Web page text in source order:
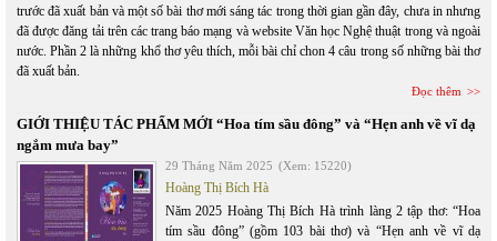
trước đã xuất bản và một số bài thơ mới sáng tác trong thời gian gần đây, chưa in nhưng
đã được đăng tải trên các trang báo mạng và website Văn học Nghệ thuật trong và ngoài
nước. Phần 2 là những khổ thơ yêu thích, mỗi bài chỉ chon 4 câu trong số những bài thơ
đã xuất bản.
Đọc thêm
GIỚI THIỆU TÁC PHẨM MỚI “Hoa tím sầu đông” và “Hẹn anh về vĩ dạ
ngắm mưa bay”
29 Tháng Năm 2025 (Xem: 15220)
Hoàng Thị Bích Hà
Năm 2025 Hoàng Thị Bích Hà trình làng 2 tập thơ: “Hoa
tím sầu đông” (gồm 103 bài thơ) và “Hẹn anh về vĩ dạ